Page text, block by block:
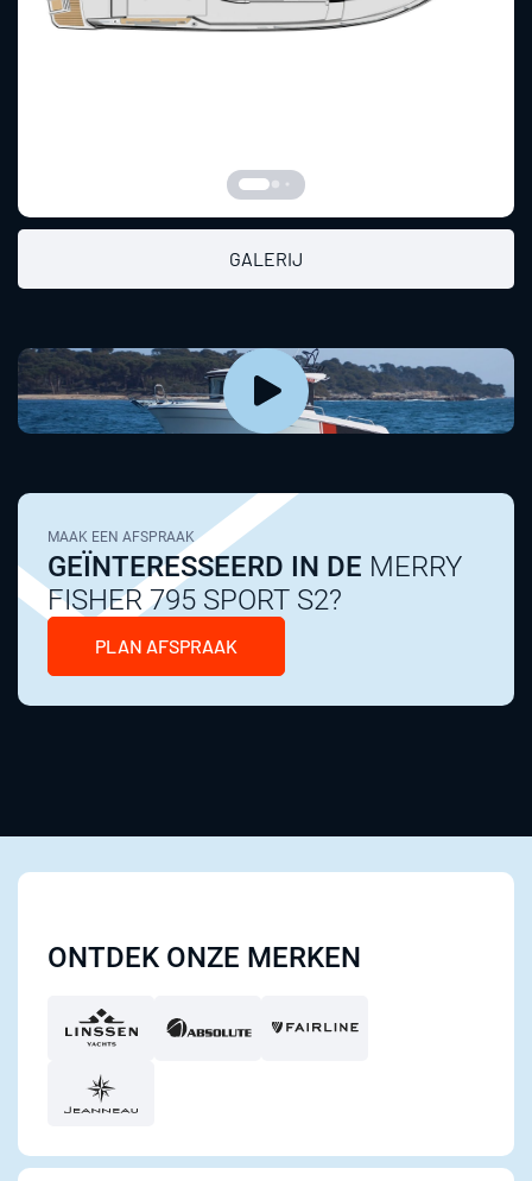
GALERIJ
MAAK EEN AFSPRAAK
GEÏNTERESSEERD IN DE MERRY
FISHER 795 SPORT S2?
PLAN AFSPRAAK
ONTDEK ONZE MERKEN